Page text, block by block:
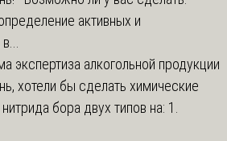
активных и
экспертиза алкогольной продукции
хотели бы сделать химические
бора двух типов на: 1.